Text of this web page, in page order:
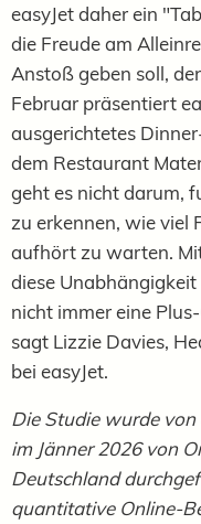
easyJet daher ein
die Freude am
Anstoß geben soll,
Februar präsentiert
ausgerichtetes
dem Restaurant
geht es nicht darum,
zu erkennen, wie viel
aufhört zu warten.
diese
nicht immer eine
sagt Lizzie Davies,
bei easyJet.
Die Studie wurde
im Jänner 2026 von
Deutschland
quantitative Online-